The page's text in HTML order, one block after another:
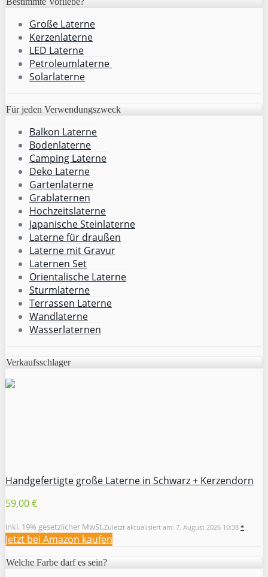
Große Laterne
Kerzenlaterne
LED Laterne
Petroleumlaterne
Solarlaterne
Für jeden Verwendungszweck
Balkon Laterne
Bodenlaterne
Camping Laterne
Deko Laterne
Gartenlaterne
Grablaternen
Hochzeitslaterne
Japanische Steinlaterne
Laterne für draußen
Laterne mit Gravur
Laternen Set
Orientalische Laterne
Sturmlaterne
Terrassen Laterne
Wandlaterne
Wasserlaternen
Verkaufsschlager
Handgefertigte große Laterne in Schwarz + Kerzendorn
59,00 €
inkl. 19% gesetzlicher MwSt.Zuletzt aktualisiert am: 7. August 2026 10:38 *
Jetzt bei Amazon kaufen
Welche Farbe darf es sein?